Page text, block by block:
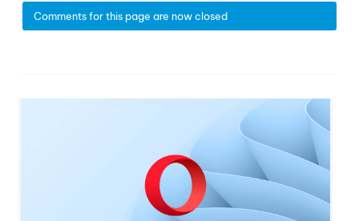
Comments for this page are now closed